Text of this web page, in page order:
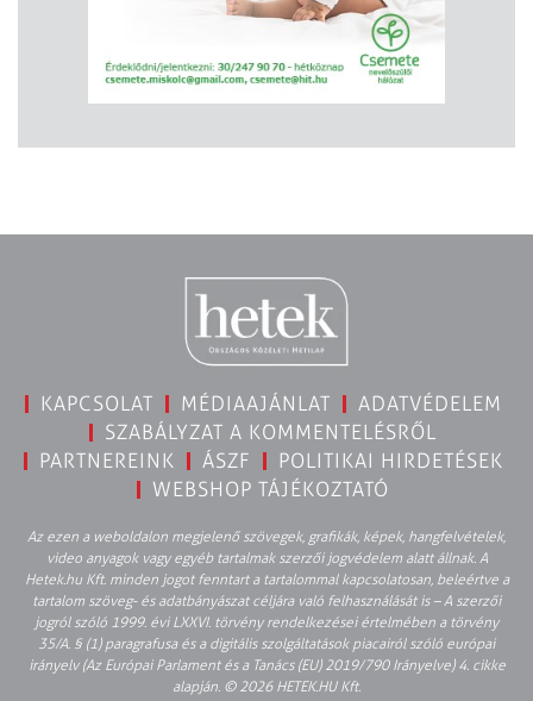
KAPCSOLAT MÉDIAAJÁNLAT
ADATVÉDELEM
SZABÁLYZAT A KOMMENTELÉSRŐL
PARTNEREINK
ÁSZF
POLITIKAI HIRDETÉSEK
WEBSHOP TÁJÉKOZTATÓ
Az ezen a weboldalon megjelenő szövegek, grafikák, képek, hangfelvételek,
video anyagok vagy egyéb tartalmak szerzői jogvédelem alatt állnak. A
Hetek.hu Kft. minden jogot fenntart a tartalommal kapcsolatosan, beleértve a
tartalom szöveg- és adatbányászat céljára való felhasználását is – A szerzői
jogról szóló 1999. évi LXXVI. törvény rendelkezései értelmében a törvény
35/A. § (1) paragrafusa és a digitális szolgáltatások piacairól szóló európai
irányelv (Az Európai Parlament és a Tanács (EU) 2019/790 Irányelve) 4. cikke
alapján. © 2026 HETEK.HU Kft.